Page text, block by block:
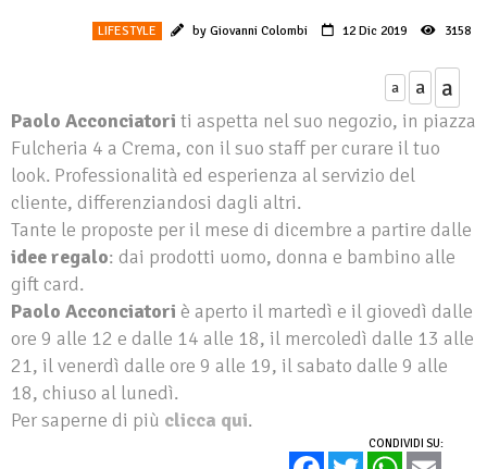
LIFESTYLE by Giovanni Colombi 12 Dic 2019 3158
a a a
Paolo Acconciatori ti aspetta nel suo negozio, in piazza
Fulcheria 4 a Crema, con il suo staff per curare il tuo
look. Professionalità ed esperienza al servizio del
cliente, differenziandosi dagli altri.
Tante le proposte per il mese di dicembre a partire dalle
idee regalo: dai prodotti uomo, donna e bambino alle
gift card.
Paolo Acconciatori è aperto il martedì e il giovedì dalle
ore 9 alle 12 e dalle 14 alle 18, il mercoledì dalle 13 alle
21, il venerdì dalle ore 9 alle 19, il sabato dalle 9 alle
18, chiuso al lunedì.
Per saperne di più clicca qui.
CONDIVIDI SU:
FacebookTwitter WhatsApp